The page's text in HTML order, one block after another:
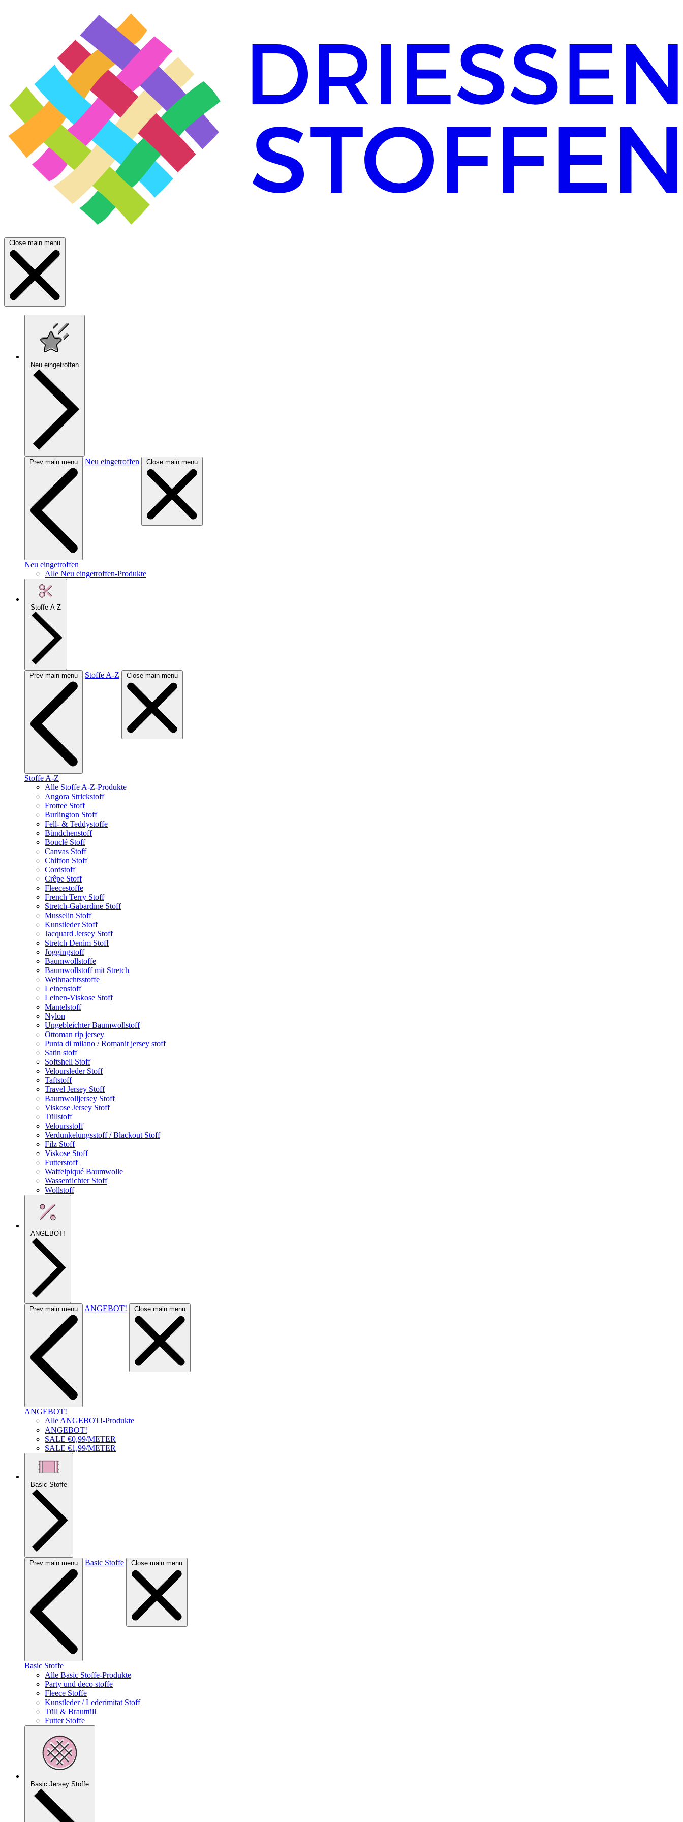
Close main menu
Neu eingetroffen
Prev main menu Neu eingetroffen Close main menu
Neu eingetroffen
Alle Neu eingetroffen-Produkte
Stoffe A-Z
Prev main menu Stoffe A-Z Close main menu
Stoffe A-Z
Alle Stoffe A-Z-Produkte
Angora Strickstoff
Frottee Stoff
Burlington Stoff
Fell- & Teddystoffe
Bündchenstoff
Bouclé Stoff
Canvas Stoff
Chiffon Stoff
Cordstoff
Crêpe Stoff
Fleecestoffe
French Terry Stoff
Stretch-Gabardine Stoff
Musselin Stoff
Kunstleder Stoff
Jacquard Jersey Stoff
Stretch Denim Stoff
Joggingstoff
Baumwollstoffe
Baumwollstoff mit Stretch
Weihnachtsstoffe
Leinenstoff
Leinen-Viskose Stoff
Mantelstoff
Nylon
Ungebleichter Baumwollstoff
Ottoman rip jersey
Punta di milano / Romanit jersey stoff
Satin stoff
Softshell Stoff
Veloursleder Stoff
Taftstoff
Travel Jersey Stoff
Baumwolljersey Stoff
Viskose Jersey Stoff
Tüllstoff
Veloursstoff
Verdunkelungsstoff / Blackout Stoff
Filz Stoff
Viskose Stoff
Futterstoff
Waffelpiqué Baumwolle
Wasserdichter Stoff
Wollstoff
ANGEBOT!
Prev main menu ANGEBOT! Close main menu
ANGEBOT!
Alle ANGEBOT!-Produkte
ANGEBOT!
SALE €0,99/METER
SALE €1,99/METER
Basic Stoffe
Prev main menu Basic Stoffe Close main menu
Basic Stoffe
Alle Basic Stoffe-Produkte
Party und deco stoffe
Fleece Stoffe
Kunstleder / Lederimitat Stoff
Tüll & Brauttüll
Futter Stoffe
Basic Jersey Stoffe